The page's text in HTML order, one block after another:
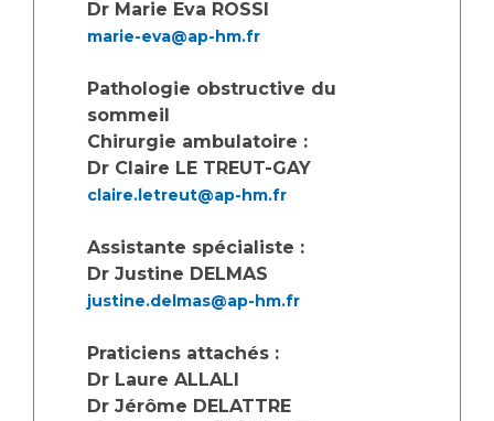
Maladies rares
Maternité Hôpital Nord
Vos représentants
La Commission Des Usagers (CDU)
Le projet des usagers
Communiqués de presse
Dossiers de presse
Médiathèque
Fournisseurs
Liste des marchés conclus
Documents utiles
Dr Marie Eva ROSSI
marie-eva@ap-hm.fr
Pathologie obstructive du
sommeil
Chirurgie ambulatoire :
Dr Claire LE TREUT-GAY
claire.letreut@ap-hm.fr
Assistante spécialiste :
Dr Justine DELMAS
justine.delmas@ap-hm.fr
Praticiens attachés :
Dr Laure ALLALI
Dr Jérôme DELATTRE